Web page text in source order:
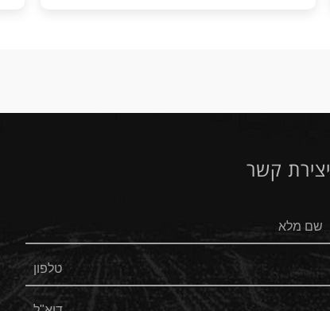
יצירת קשר